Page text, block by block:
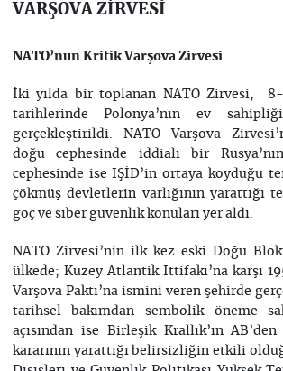
VARŞOVA ZİRVESİ
NATO’nun Kritik Varşova Zirvesi
İki yılda bir toplanan NATO Zirvesi, 8-
tarihlerinde Polonya’nın ev
gerçekleştirildi. NATO Varşova
doğu cephesinde iddialı bir
cephesinde ise IŞİD’in ortaya koyduğu
çökmüş devletlerin varlığının yarattığı
göç ve siber güvenlik konuları yer aldı.
NATO Zirvesi’nin ilk kez eski Doğu
ülkede; Kuzey Atlantik İttifakı’na karşı
Varşova Paktı’na ismini veren şehirde
tarihsel bakımdan sembolik öneme
açısından ise Birleşik Krallık’ın
kararının yarattığı belirsizliğin etkili